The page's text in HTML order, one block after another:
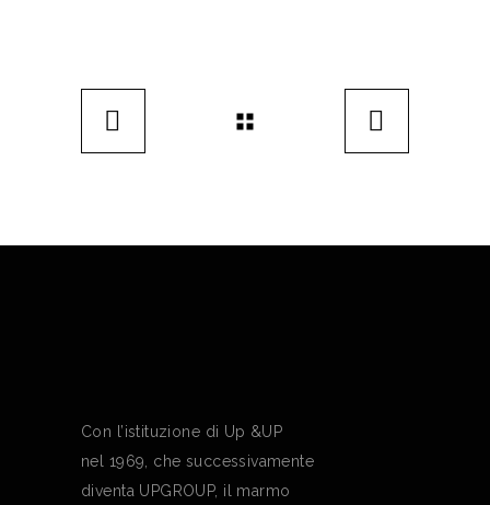
Con l’istituzione di Up &UP
nel 1969, che successivamente
diventa UPGROUP, il marmo